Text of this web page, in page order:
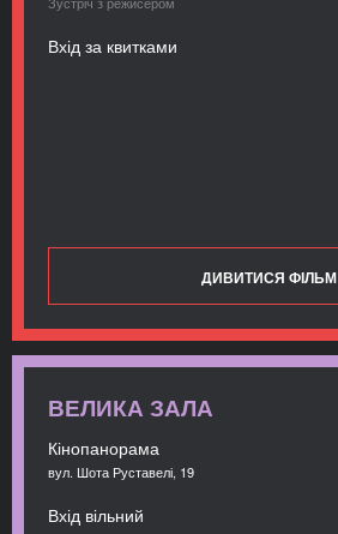
Вхід за квитками
ДИВИТИСЯ ФІЛЬМ
ВЕЛИКА ЗАЛА
Кінопанорама
вул. Шота Руставелі, 19
Вхід вільний